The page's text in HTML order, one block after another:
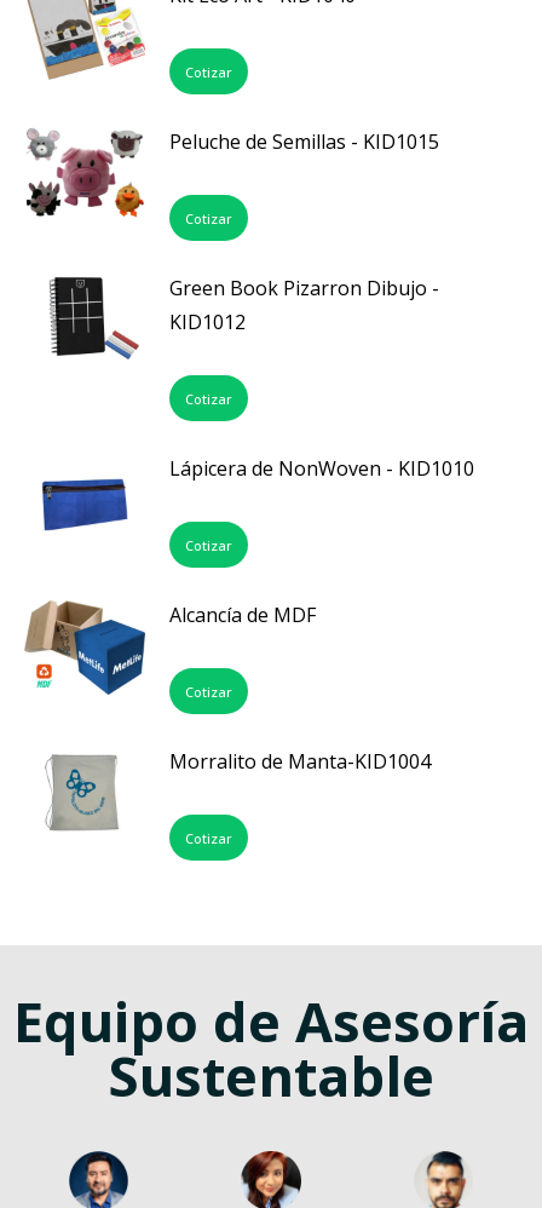
Cotizar
Peluche de Semillas - KID1015
Cotizar
Green Book Pizarron Dibujo -
KID1012
Cotizar
Lápicera de NonWoven - KID1010
Cotizar
Alcancía de MDF
Cotizar
Morralito de Manta-KID1004
Cotizar
Equipo de Asesoría
Sustentable